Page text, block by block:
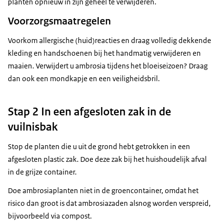
planten opnieuw in zijn geheel te verwijderen.
Voorzorgsmaatregelen
Voorkom allergische (huid)reacties en draag volledig dekkende
kleding en handschoenen bij het handmatig verwijderen en
maaien. Verwijdert u ambrosia tijdens het bloeiseizoen? Draag
dan ook een mondkapje en een veiligheidsbril.
Stap 2 In een afgesloten zak in de
vuilnisbak
Stop de planten die u uit de grond hebt getrokken in een
afgesloten plastic zak. Doe deze zak bij het huishoudelijk afval
in de grijze container.
Doe ambrosiaplanten niet in de groencontainer, omdat het
risico dan groot is dat ambrosiazaden alsnog worden verspreid,
bijvoorbeeld via compost.